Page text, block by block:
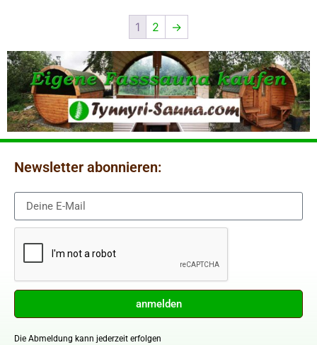
1 2 →
Newsletter abonnieren:
anmelden
Die Abmeldung kann jederzeit erfolgen